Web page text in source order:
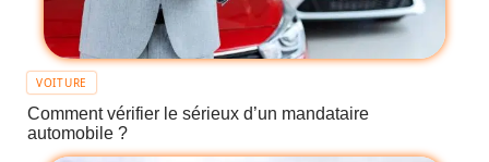
VOITURE
Comment vérifier le sérieux d’un mandataire
automobile ?